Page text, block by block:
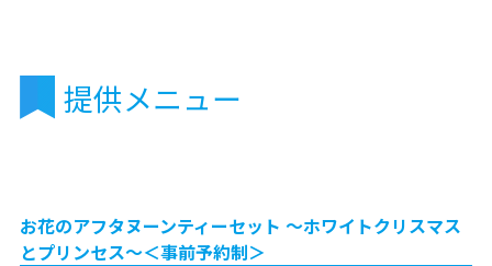
提供メニュー
お花のアフタヌーンティーセット ～ホワイトクリスマス
とプリンセス～＜事前予約制＞